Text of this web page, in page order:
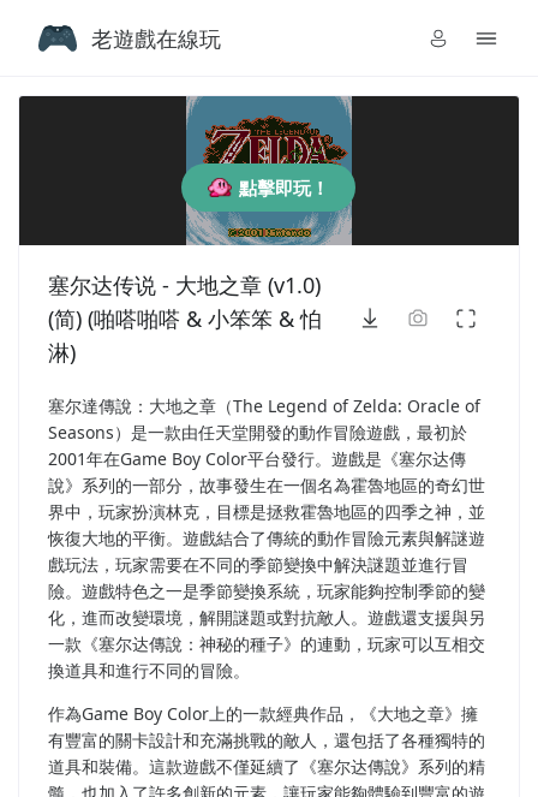
點擊即玩！
塞尔达传说 - 大地之章 (v1.0)
(简) (啪嗒啪嗒 & 小笨笨 & 怕
淋)
塞尔達傳說：大地之章（The Legend of Zelda: Oracle of
Seasons）是一款由任天堂開發的動作冒險遊戲，最初於
2001年在Game Boy Color平台發行。遊戲是《塞尔达傳
說》系列的一部分，故事發生在一個名為霍魯地區的奇幻世
界中，玩家扮演林克，目標是拯救霍魯地區的四季之神，並
恢復大地的平衡。遊戲結合了傳統的動作冒險元素與解謎遊
戲玩法，玩家需要在不同的季節變換中解決謎題並進行冒
險。遊戲特色之一是季節變換系統，玩家能夠控制季節的變
化，進而改變環境，解開謎題或對抗敵人。遊戲還支援與另
一款《塞尔达傳說：神秘的種子》的連動，玩家可以互相交
換道具和進行不同的冒險。
作為Game Boy Color上的一款經典作品，《大地之章》擁
有豐富的關卡設計和充滿挑戰的敵人，還包括了各種獨特的
道具和裝備。這款遊戲不僅延續了《塞尔达傳說》系列的精
老遊戲在線玩